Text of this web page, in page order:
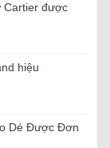
Cartier được
hiệu
Dé Được Đơn